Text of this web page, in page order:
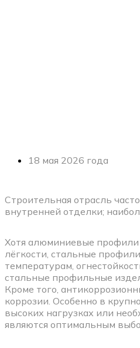
18 мая 2026 года
Строительная отрасль
внутренней отделки;
Хотя алюминиевые профили
лёгкости, стальные
температурам,
стальные профильные
Кроме того,
коррозии. Особенно в
высоких нагрузках или
являются оптимальным